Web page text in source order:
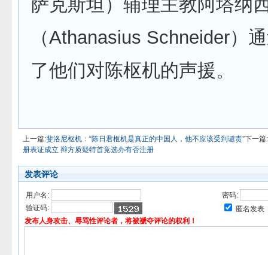
萨克斯坦）辅理主教阿塔纳
（Athanasius Schneider）
了他们对陈枢机的声援。
上一篇:斐洛尼枢机：“陈日君枢机是真正的中国人，他不应该受到谴责”下一篇:
册表证成立 辩方质疑特首竞选办有否注册
发表评论
用户名:
密码:
验证码:
匿名发表
发布人身攻击、辱骂性评论者，将被褫夺评论的权利！